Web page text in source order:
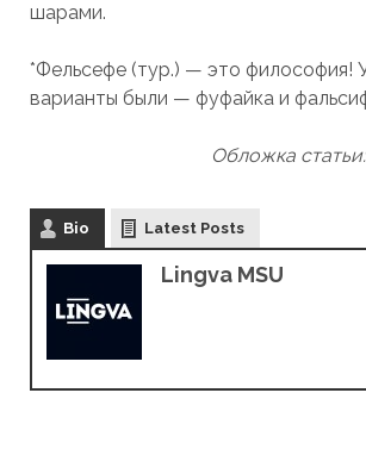
шарами.
*Фельсефе (тур.) — это философия!
варианты были — фуфайка и
Обложка
Bio Latest Posts
Lingva MSU